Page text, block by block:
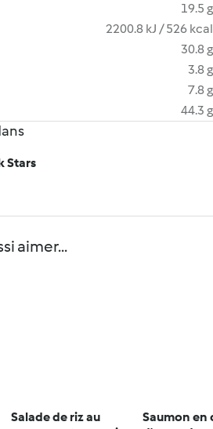
19.5 g
2200.8 kJ / 526 kcal
30.8 g
3.8 g
7.8 g
44.3 g
Stars
aimer...
Salade de riz au
Saumon en